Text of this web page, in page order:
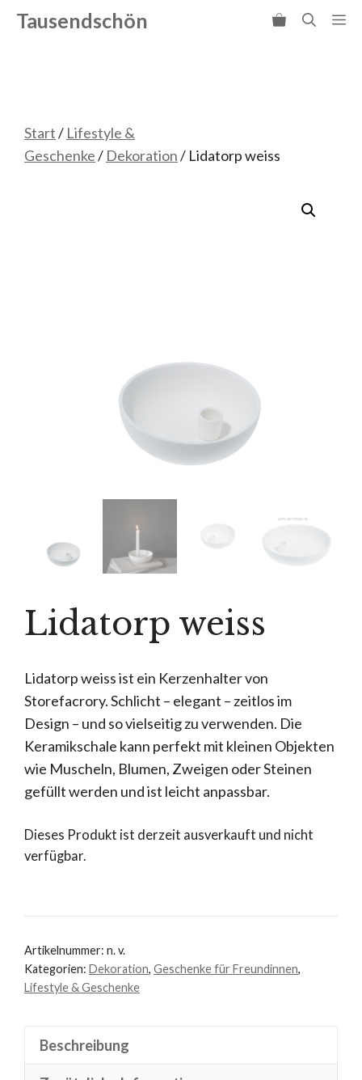
Zum
Inhalt
Tausendschön
Start/ Lifestyle &
Geschenke/ Dekoration/ Lidatorp weiss
Lidatorp weiss
Lidatorp weiss ist ein Kerzenhalter von
Storefacrory. Schlicht – elegant – zeitlos im
Design – und so vielseitig zu verwenden. Die
Keramikschale kann perfekt mit kleinen Objekten
wie Muscheln, Blumen, Zweigen oder Steinen
gefüllt werden und ist leicht anpassbar.
Dieses Produkt ist derzeit ausverkauft und nicht
verfügbar.
Artikelnummer: n. v.
Kategorien: Dekoration, Geschenke für Freundinnen,
Lifestyle & Geschenke
Beschreibung